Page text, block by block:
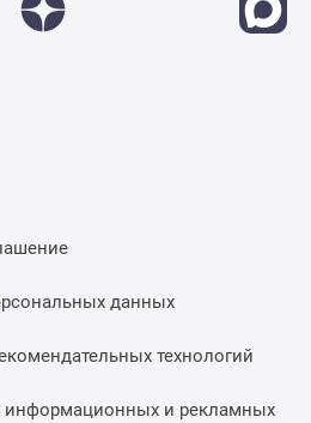
данных
технологий
информационных и рекламных